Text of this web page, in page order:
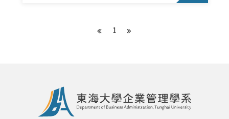
必修科目表
英文檢定辦法
1